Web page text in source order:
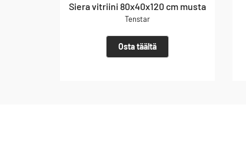
Siera vitriini 80x40x120 cm musta
Tenstar
Osta täältä